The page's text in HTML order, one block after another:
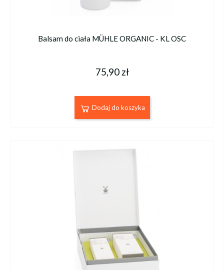
Balsam do ciała MÜHLE ORGANIC - KL OSC
75,90 zł
Dodaj do koszyka